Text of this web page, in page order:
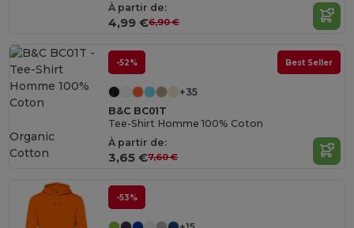
À partir de:
4,99 €6,90 €
-52% Best Seller
+35
B&C BC01T
Tee-Shirt Homme 100% Coton
À partir de:
3,65 €7,60 €
Organic
Cotton
-53%